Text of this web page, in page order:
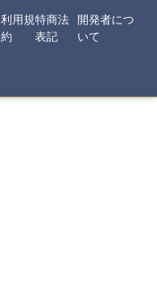
利用規
約
特商法
表記
開発者につ
いて